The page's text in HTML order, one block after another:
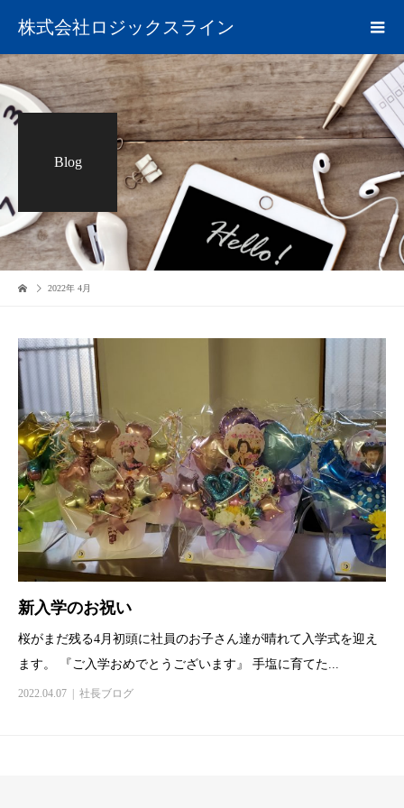
株式会社ロジックスライン
Blog
2022年 4月
新入学のお祝い
桜がまだ残る4月初頭に社員のお子さん達が晴れて入学式を迎え
ます。 『ご入学おめでとうございます』 手塩に育てた...
2022.04.07 社長ブログ